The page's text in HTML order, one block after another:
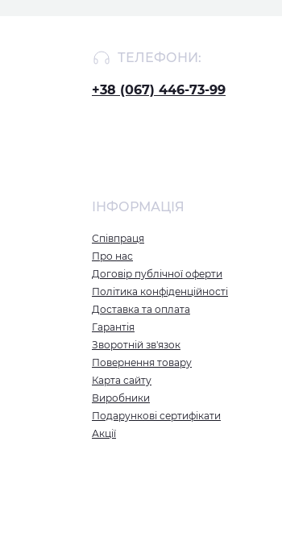
ТЕЛЕФОНИ:
+38 (067) 446-73-99
ІНФОРМАЦІЯ
Співпраця
Про нас
Договір публічної оферти
Політика конфіденційності
Доставка та оплата
Гарантія
Зворотній зв'язок
Повернення товару
Карта сайту
Виробники
Подарункові сертифікати
Акції